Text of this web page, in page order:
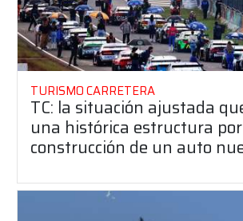
TURISMO CARRETERA
TC: la situación ajustada
una histórica estructura
construcción de un auto